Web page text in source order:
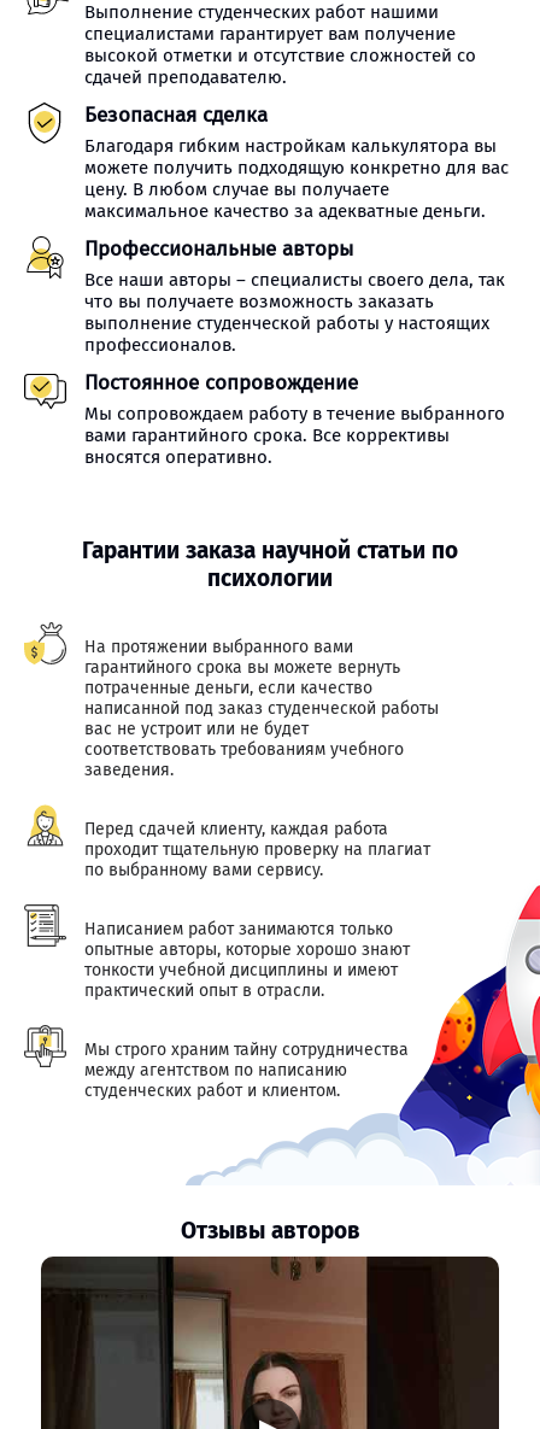
Выполнение студенческих работ нашими
специалистами гарантирует вам получение
высокой отметки и отсутствие сложностей со
сдачей преподавателю.
Безопасная сделка
Благодаря гибким настройкам калькулятора вы
можете получить подходящую конкретно для вас
цену. В любом случае вы получаете
максимальное качество за адекватные деньги.
Профессиональные авторы
Все наши авторы – специалисты своего дела, так
что вы получаете возможность заказать
выполнение студенческой работы у настоящих
профессионалов.
Постоянное сопровождение
Мы сопровождаем работу в течение выбранного
вами гарантийного срока. Все коррективы
вносятся оперативно.
Гарантии заказа научной статьи по
психологии
На протяжении выбранного вами
гарантийного срока вы можете вернуть
потраченные деньги, если качество
написанной под заказ студенческой работы
вас не устроит или не будет
соответствовать требованиям учебного
заведения.
Перед сдачей клиенту, каждая работа
проходит тщательную проверку на плагиат
по выбранному вами сервису.
Написанием работ занимаются только
опытные авторы, которые хорошо знают
тонкости учебной дисциплины и имеют
практический опыт в отрасли.
Мы строго храним тайну сотрудничества
между агентством по написанию
студенческих работ и клиентом.
Отзывы авторов